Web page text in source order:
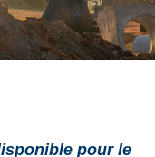
pour le